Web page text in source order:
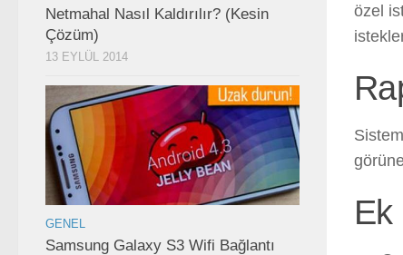
özel
Ek
Netmahal Nasıl Kaldırılır? (Kesin
Çözüm)
13 EYLÜL 2014
GENEL
Samsung Galaxy S3 Wifi Bağlantı